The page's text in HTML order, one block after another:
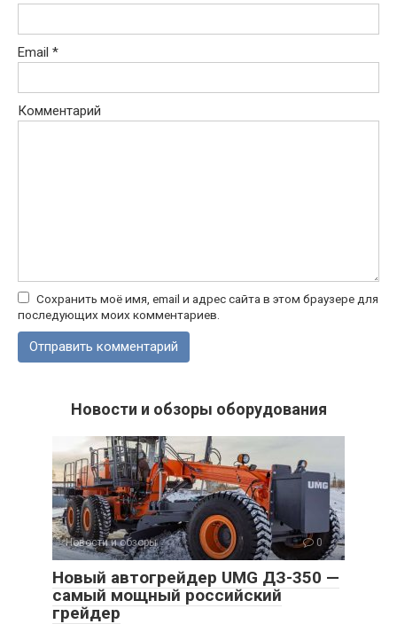
Email *
Комментарий
Сохранить моё имя, email и адрес сайта в этом браузере для
последующих моих комментариев.
Новости и обзоры оборудования
Новости и обзоры 0
Новый автогрейдер UMG ДЗ-350 —
самый мощный российский
грейдер